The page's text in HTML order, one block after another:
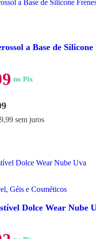
a Base de Silicone
sem juros
no Pix
, Géis e Cosméticos
Dolce Wear Nube